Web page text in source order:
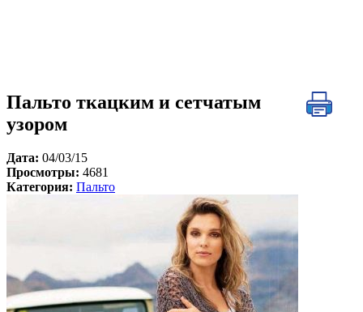
Пальто ткацким и сетчатым
узором
Дата: 04/03/15
Просмотры: 4681
Категория: Пальто